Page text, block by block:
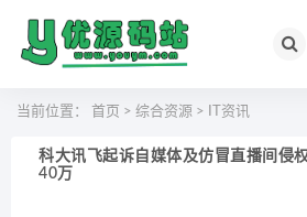
当前位置： 首页 > 综合资源 > IT资讯
科大讯飞起诉自媒体及仿冒直播间侵
40万